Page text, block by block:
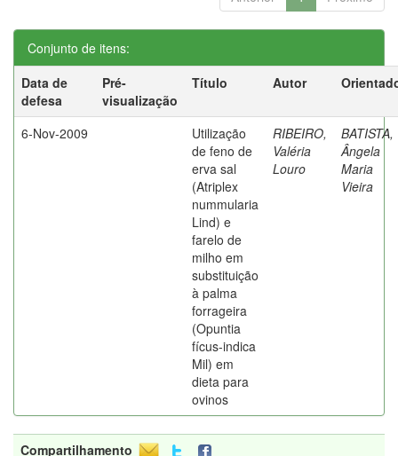
Conjunto de itens:
Data de
defesa
Pré-
visualização
Título Autor
6-Nov-2009
Utilização
de feno de
erva sal
(Atriplex
nummularia
Lind) e
farelo de
milho em
substituição
à palma
forrageira
(Opuntia
fícus-indica
Mil) em
dieta para
ovinos
RIBEIRO,
Valéria
Louro
BATISTA,
Ângela
Maria
Vieira
Compartilhamento